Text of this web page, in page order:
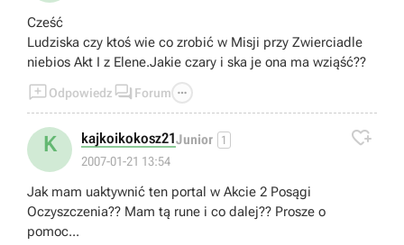
Cześć
Ludziska czy ktoś wie co zrobić w Misji przy Zwierciadle
niebios Akt I z Elene.Jakie czary i ska je ona ma wziąść??
Odpowiedz  Forum 
K kajkoikokosz21Junior 1
2007-01-21 13:54

Jak mam uaktywnić ten portal w Akcie 2 Posągi
Oczyszczenia?? Mam tą rune i co dalej?? Prosze o
pomoc...